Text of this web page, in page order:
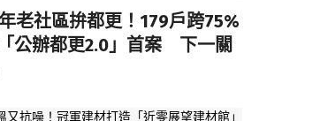
老社區拚都更！179戶跨75%
公辦都更2.0」首案 下一關